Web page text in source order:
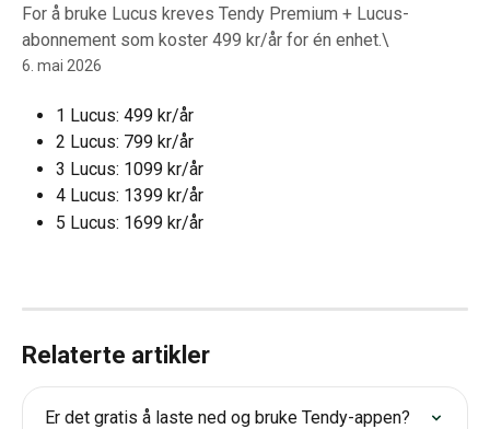
For å bruke Lucus kreves Tendy Premium + Lucus-
abonnement som koster 499 kr/år for én enhet.\
6. mai 2026
1 Lucus: 499 kr/år
2 Lucus: 799 kr/år
3 Lucus: 1099 kr/år
4 Lucus: 1399 kr/år
5 Lucus: 1699 kr/år
Relaterte artikler
Er det gratis å laste ned og bruke Tendy-appen?